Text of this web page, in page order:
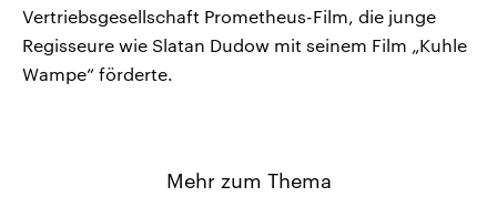
Vertriebsgesellschaft Prometheus-Film, die junge
Regisseure wie Slatan Dudow mit seinem Film „Kuhle
Wampe“ förderte.
Mehr zum Thema